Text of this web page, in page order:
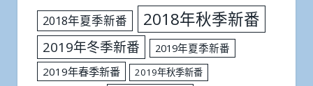
2018年夏季新番 2018年秋季新番
2019年冬季新番
2019年夏季新番
2019年春季新番
2019年秋季新番